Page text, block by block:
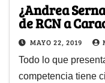
¿Andrea
de RCN a
MAYO 22, 2019
Todo lo que
competencia tiene